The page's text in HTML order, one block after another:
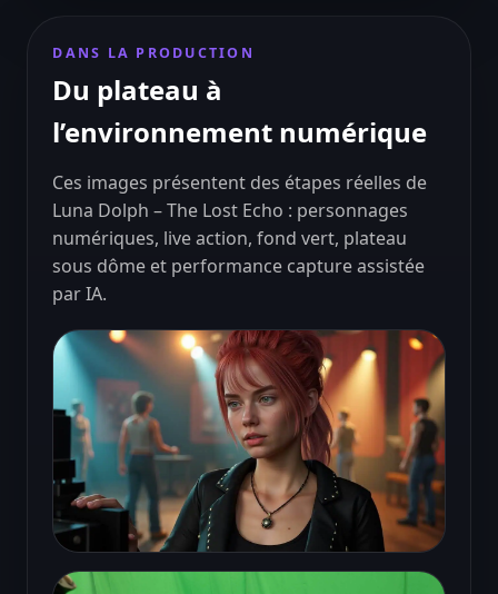
DANS LA PRODUCTION
Du plateau à
l’environnement numérique
Ces images présentent des étapes réelles de
Luna Dolph – The Lost Echo : personnages
numériques, live action, fond vert, plateau
sous dôme et performance capture assistée
par IA.